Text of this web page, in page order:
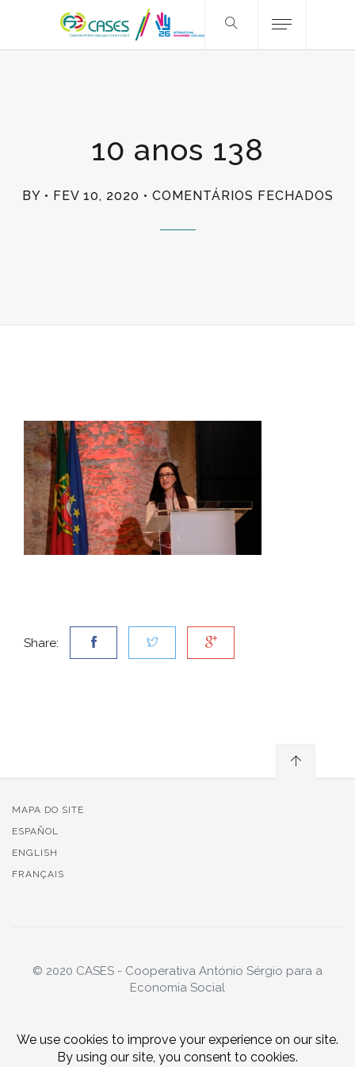
10 anos 138
BY FEV 10, 2020 COMENTÁRIOS FECHADOS
Share:
MAPA DO SITE
ESPAÑOL
ENGLISH
FRANÇAIS
© 2020 CASES - Cooperativa António Sérgio para a
Economia Social